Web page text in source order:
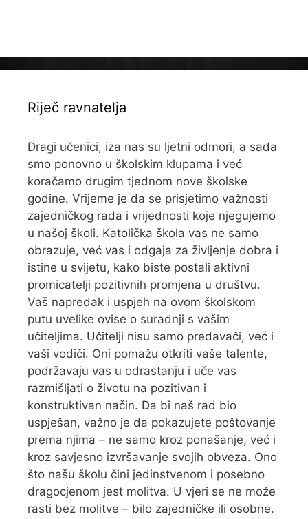
Riječ ravnatelja
Dragi učenici, iza nas su ljetni odmori, a sada
smo ponovno u školskim klupama i već
koračamo drugim tjednom nove školske
godine. Vrijeme je da se prisjetimo važnosti
zajedničkog rada i vrijednosti koje njegujemo
u našoj školi. Katolička škola vas ne samo
obrazuje, već vas i odgaja za življenje dobra i
istine u svijetu, kako biste postali aktivni
promicatelji pozitivnih promjena u društvu.
Vaš napredak i uspjeh na ovom školskom
putu uvelike ovise o suradnji s vašim
učiteljima. Učitelji nisu samo predavači, već i
vaši vodiči. Oni pomažu otkriti vaše talente,
podržavaju vas u odrastanju i uče vas
razmišljati o životu na pozitivan i
konstruktivan način. Da bi naš rad bio
uspješan, važno je da pokazujete poštovanje
prema njima – ne samo kroz ponašanje, već i
kroz savjesno izvršavanje svojih obveza. Ono
što našu školu čini jedinstvenom i posebno
dragocjenom jest molitva. U vjeri se ne može
rasti bez molitve – bilo zajedničke ili osobne.